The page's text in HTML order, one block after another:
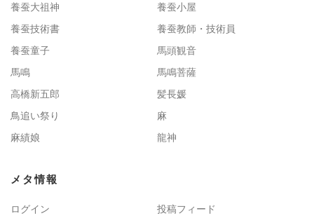
養蚕大祖神
養蚕小屋
養蚕技術書
養蚕教師・技術員
養蚕童子
馬頭観音
馬鳴
馬鳴菩薩
高橋新五郎
髪長媛
鳥追い祭り
麻
麻績娘
龍神
メタ情報
ログイン
投稿フィード